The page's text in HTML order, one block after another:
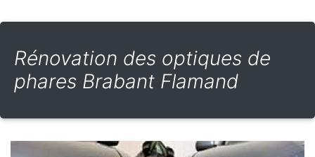
Rénovation des optiques de
phares Brabant Flamand